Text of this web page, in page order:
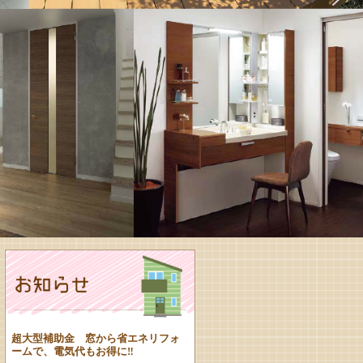
超大型補助金 窓から省エネリフォ
ームで、電気代もお得に‼︎